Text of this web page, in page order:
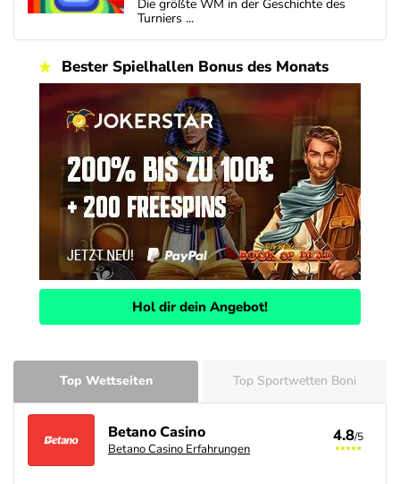
Die größte WM in der Geschichte des
Turniers ...
Bester Spielhallen Bonus des Monats
Hol dir dein Angebot!
Top Wettseiten Top Sportwetten Boni
Betano Casino
Betano Casino Erfahrungen
4.8/5